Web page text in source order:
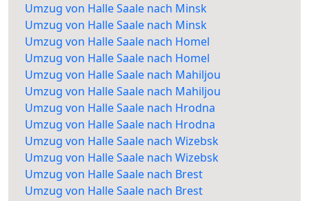
Umzug von Halle Saale nach Minsk
Umzug von Halle Saale nach Minsk
Umzug von Halle Saale nach Homel
Umzug von Halle Saale nach Homel
Umzug von Halle Saale nach Mahiljou
Umzug von Halle Saale nach Mahiljou
Umzug von Halle Saale nach Hrodna
Umzug von Halle Saale nach Hrodna
Umzug von Halle Saale nach Wizebsk
Umzug von Halle Saale nach Wizebsk
Umzug von Halle Saale nach Brest
Umzug von Halle Saale nach Brest